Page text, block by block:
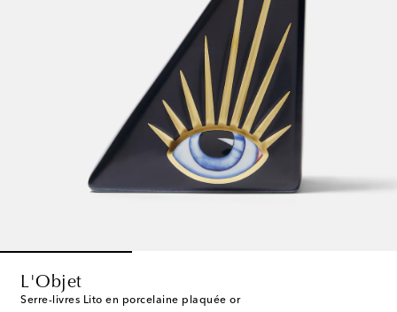
L'Objet
Serre-livres Lito en porcelaine plaquée or